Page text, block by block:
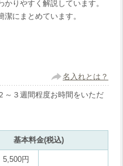
りやすく解説しています。
にまとめています。
名入れとは？
～３週間程度お時間をいただ
基本料金(税込)
5,500円